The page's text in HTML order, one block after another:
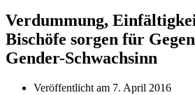
Verdummung,
Bischöfe sorgen für
Gender-Schwachsinn
Veröffentlicht am 7. April 2016